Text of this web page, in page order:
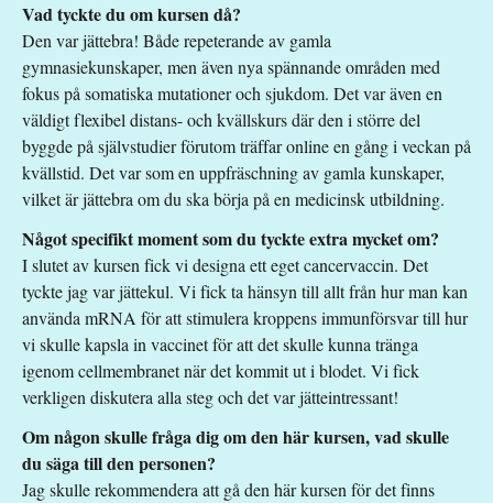
Vad tyckte du om kursen då?
Den var jättebra! Både repeterande av gamla
gymnasiekunskaper, men även nya spännande områden med
fokus på somatiska mutationer och sjukdom. Det var även en
väldigt flexibel distans- och kvällskurs där den i större del
byggde på självstudier förutom träffar online en gång i veckan på
kvällstid. Det var som en uppfräschning av gamla kunskaper,
vilket är jättebra om du ska börja på en medicinsk utbildning.
Något specifikt moment som du tyckte extra mycket om?
I slutet av kursen fick vi designa ett eget cancervaccin. Det
tyckte jag var jättekul. Vi fick ta hänsyn till allt från hur man kan
använda mRNA för att stimulera kroppens immunförsvar till hur
vi skulle kapsla in vaccinet för att det skulle kunna tränga
igenom cellmembranet när det kommit ut i blodet. Vi fick
verkligen diskutera alla steg och det var jätteintressant!
Om någon skulle fråga dig om den här kursen, vad skulle
du säga till den personen?
Jag skulle rekommendera att gå den här kursen för det finns